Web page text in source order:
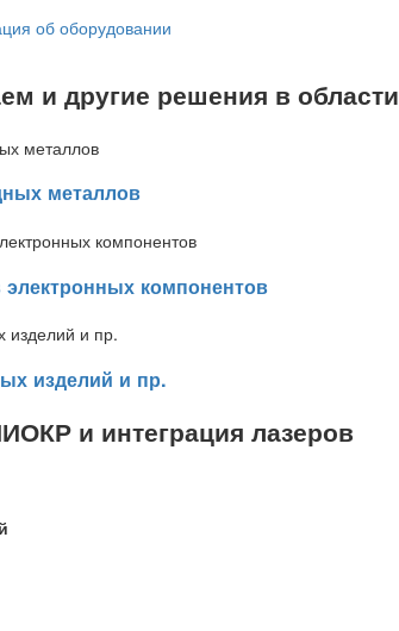
об оборудовании
и другие решения в
металлов
компонентов
изделий и пр.
и интеграция лазеров